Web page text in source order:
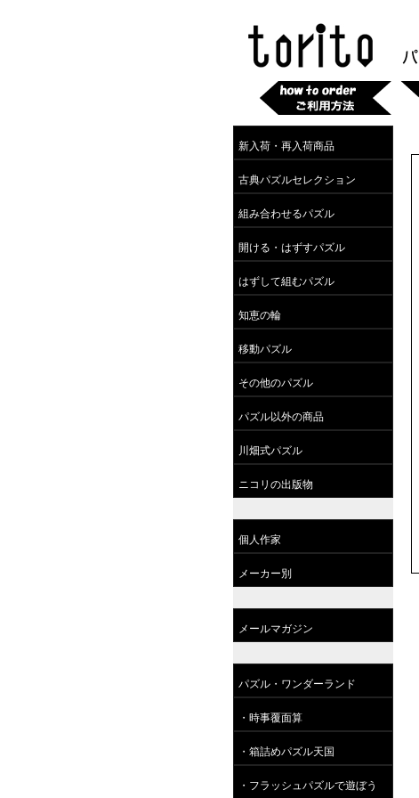
新入荷・再入荷商品
古典パズルセレクション
組み合わせるパズル
開ける・はずすパズル
はずして組むパズル
知恵の輪
移動パズル
その他のパズル
パズル以外の商品
川畑式パズル
ニコリの出版物
個人作家
メーカー別
メールマガジン
パズル・ワンダーランド
・時事覆面算
・箱詰めパズル天国
・フラッシュパズルで遊ぼう